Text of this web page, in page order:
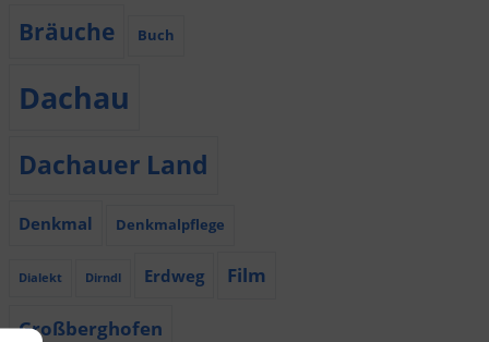
Bräuche Buch
Dachau
Dachauer Land
Denkmal Denkmalpflege
Dialekt Dirndl Erdweg Film
Großberghofen